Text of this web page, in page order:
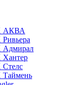
АКВА
Адмирал